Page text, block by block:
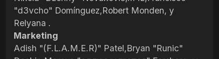
"d3vcho" Domínguez,Robert Monden, y
Relyana .
Marketing
Adish "(F.L.A.M.E.R)" Patel,Bryan "Runic"